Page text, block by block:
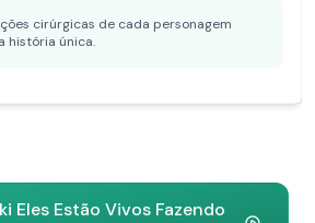
cirúrgicas de cada personagem
história única.
Eles Estão Vivos Fazendo